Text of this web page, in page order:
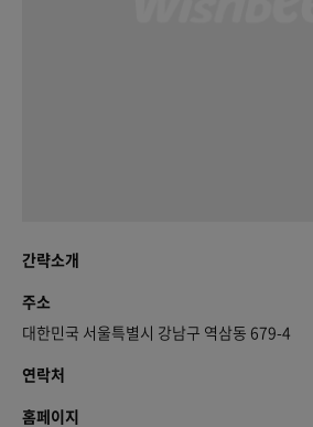
간략소개
주소
대한민국 서울특별시 강남구 역삼동 679-4
연락처
홈페이지